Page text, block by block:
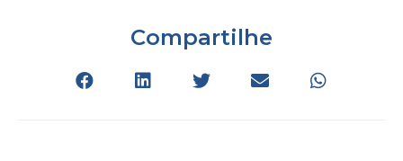
Compartilhe